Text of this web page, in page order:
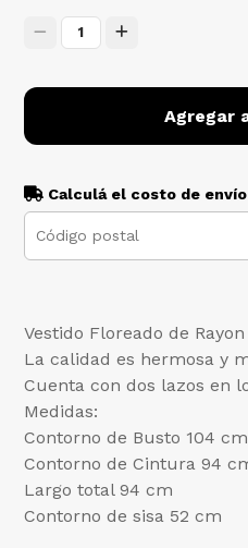
1
Agregar
Calculá el costo de envío
Vestido Floreado de
La calidad es hermosa y
Cuenta con dos lazos en
Medidas:
Contorno de Busto 104 cm
Contorno de Cintura 94
Largo total 94 cm
Contorno de sisa 52 cm